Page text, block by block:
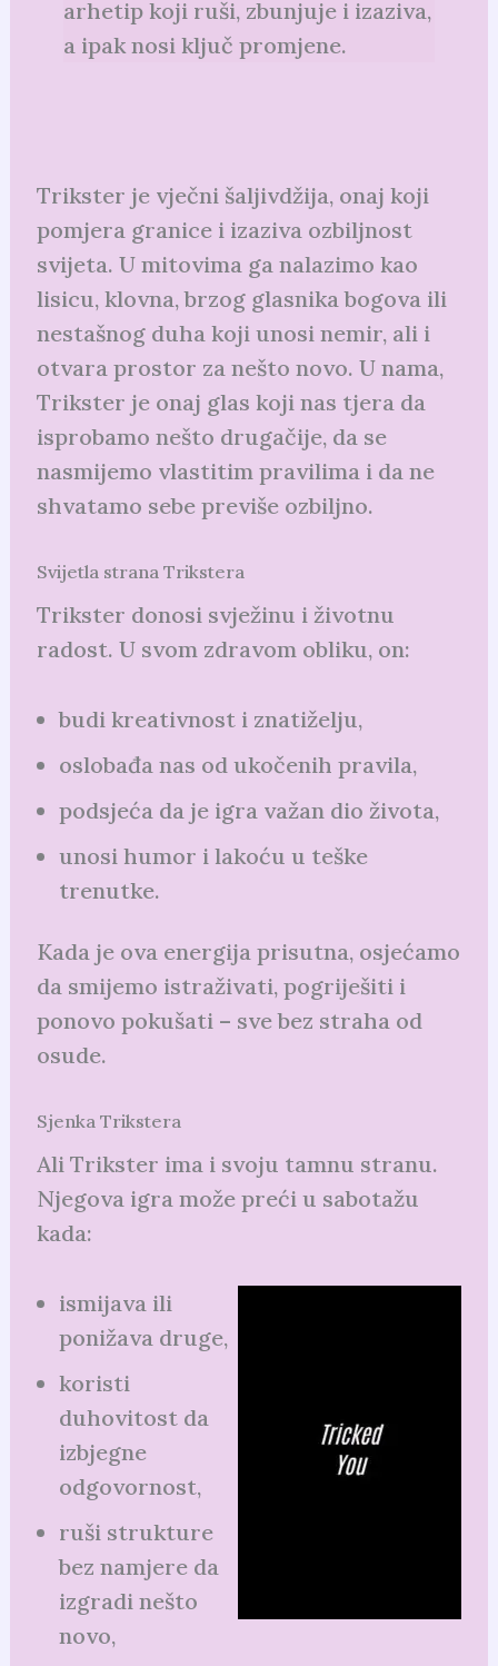
arhetip koji ruši, zbunjuje i izaziva,
a ipak nosi ključ promjene.
Trikster je vječni šaljivdžija, onaj koji
pomjera granice i izaziva ozbiljnost
svijeta. U mitovima ga nalazimo kao
lisicu, klovna, brzog glasnika bogova ili
nestašnog duha koji unosi nemir, ali i
otvara prostor za nešto novo. U nama,
Trikster je onaj glas koji nas tjera da
isprobamo nešto drugačije, da se
nasmijemo vlastitim pravilima i da ne
shvatamo sebe previše ozbiljno.
Svijetla strana Trikstera
Trikster donosi svježinu i životnu
radost. U svom zdravom obliku, on:
budi kreativnost i znatiželju,
oslobađa nas od ukočenih pravila,
podsjeća da je igra važan dio života,
unosi humor i lakoću u teške
trenutke.
Kada je ova energija prisutna, osjećamo
da smijemo istraživati, pogriješiti i
ponovo pokušati – sve bez straha od
osude.
Sjenka Trikstera
Ali Trikster ima i svoju tamnu stranu.
Njegova igra može preći u sabotažu
kada:
ismijava ili
ponižava druge,
koristi
duhovitost da
izbjegne
odgovornost,
ruši strukture
bez namjere da
izgradi nešto
novo,